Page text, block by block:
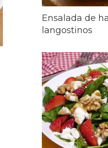
Ensalada de
langostinos